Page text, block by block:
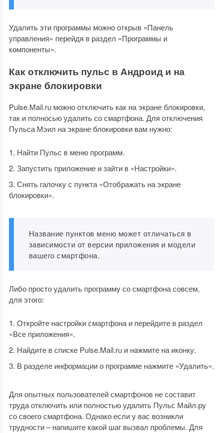
Удалить эти программы можно открыв «Панель
управления» перейдя в раздел «Программы и
компоненты».
Как отключить пульс в Андроид и на
экране блокировки
Pulse.Mail.ru можно отключить как на экране блокировки,
так и полносью удалить со смартфона. Для отключения
Пульса Мэил на экране блокировки вам нужно:
Найти Пульс в меню программ.
Запустить приложение и зайти в «Настройки».
Снять галочку с пункта «Отображать на экране
блокировки».
Название пунктов меню может отличаться в
зависимости от версии приложения и модели
вашего смартфона.
Либо просто удалить программу со смартфона совсем,
для этого:
Откройте настройки смартфона и перейдите в раздел
«Все приложения».
Найдите в списке Pulse.Mail.ru и нажмите на иконку.
В разделе информации о программе нажмите «Удалить».
Для опытных пользователей смартфонов не составит
труда отключить или полностью удалить Пульс Майл.ру
со своего смартфона. Однако если у вас возникли
трудности – напишите какой шаг вызвал проблемы. Для